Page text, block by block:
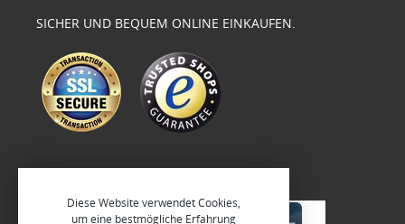
SICHER UND BEQUEM ONLINE EINKAUFEN.
Diese Website verwendet Cookies,
um eine bestmögliche Erfahrung